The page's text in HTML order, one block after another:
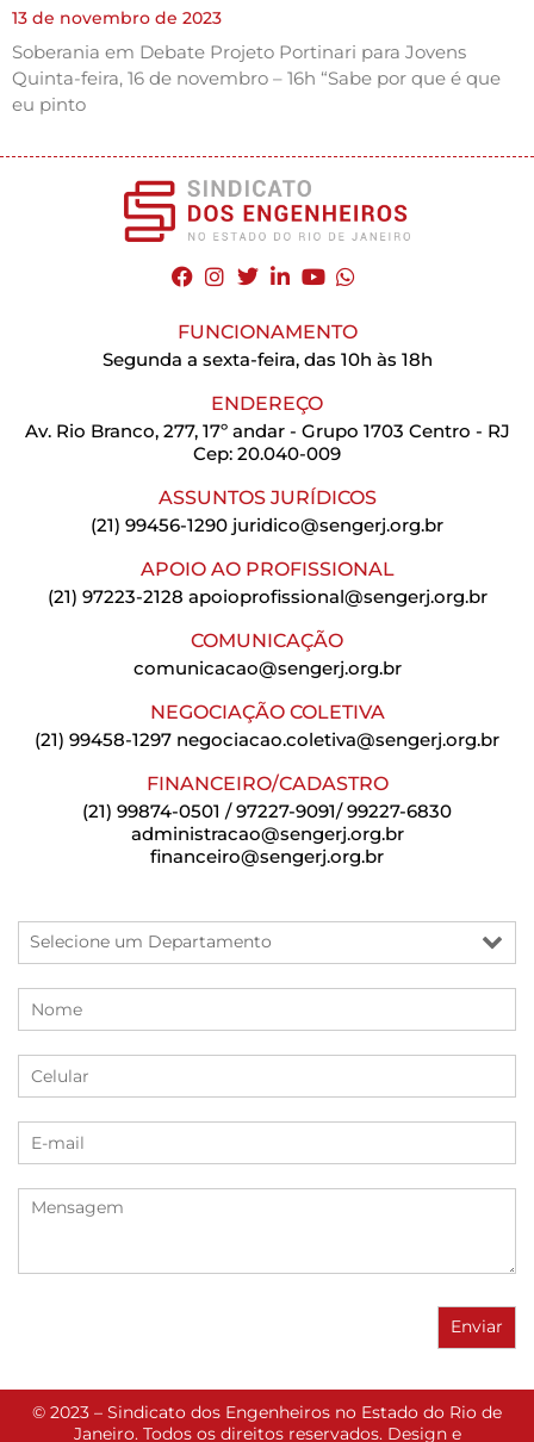
13 de novembro de 2023
Soberania em Debate Projeto Portinari para Jovens
Quinta-feira, 16 de novembro – 16h “Sabe por que é que
eu pinto
FUNCIONAMENTO
Segunda a sexta-feira, das 10h às 18h
ENDEREÇO
Av. Rio Branco, 277, 17º andar - Grupo 1703 Centro - RJ
Cep: 20.040-009
ASSUNTOS JURÍDICOS
(21) 99456-1290 juridico@sengerj.org.br
APOIO AO PROFISSIONAL
(21) 97223-2128 apoioprofissional@sengerj.org.br
COMUNICAÇÃO
comunicacao@sengerj.org.br
NEGOCIAÇÃO COLETIVA
(21) 99458-1297 negociacao.coletiva@sengerj.org.br
FINANCEIRO/CADASTRO
(21) 99874-0501 / 97227-9091/ 99227-6830
administracao@sengerj.org.br
financeiro@sengerj.org.br
© 2023 – Sindicato dos Engenheiros no Estado do Rio de
Janeiro. Todos os direitos reservados. Design e